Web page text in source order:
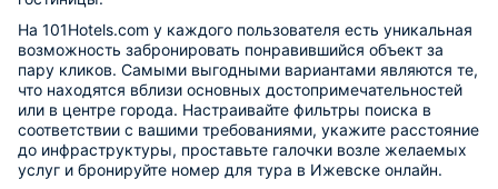
На 101Hotels.com у каждого пользователя есть уникальная
возможность забронировать понравившийся объект за
пару кликов. Самыми выгодными вариантами являются те,
что находятся вблизи основных достопримечательностей
или в центре города. Настраивайте фильтры поиска в
соответствии с вашими требованиями, укажите расстояние
до инфраструктуры, проставьте галочки возле желаемых
услуг и бронируйте номер для тура в Ижевске онлайн.